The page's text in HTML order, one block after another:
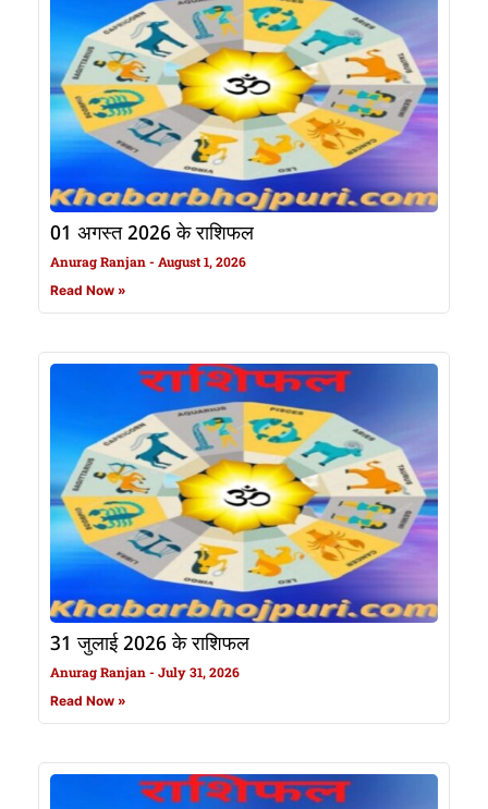
01 अगस्त 2026 के राशिफल
Anurag Ranjan August 1, 2026
Read Now »
31 जुलाई 2026 के राशिफल
Anurag Ranjan July 31, 2026
Read Now »